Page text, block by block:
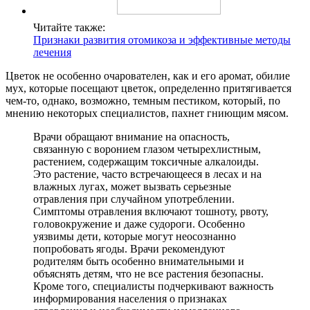
Читайте также:
Признаки развития отомикоза и эффективные методы
лечения
Цветок не особенно очарователен, как и его аромат, обилие
мух, которые посещают цветок, определенно притягивается
чем-то, однако, возможно, темным пестиком, который, по
мнению некоторых специалистов, пахнет гниющим мясом.
Врачи обращают внимание на опасность,
связанную с воронием глазом четырехлистным,
растением, содержащим токсичные алкалоиды.
Это растение, часто встречающееся в лесах и на
влажных лугах, может вызвать серьезные
отравления при случайном употреблении.
Симптомы отравления включают тошноту, рвоту,
головокружение и даже судороги. Особенно
уязвимы дети, которые могут неосознанно
попробовать ягоды. Врачи рекомендуют
родителям быть особенно внимательными и
объяснять детям, что не все растения безопасны.
Кроме того, специалисты подчеркивают важность
информирования населения о признаках